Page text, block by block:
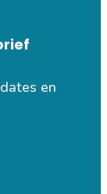
en